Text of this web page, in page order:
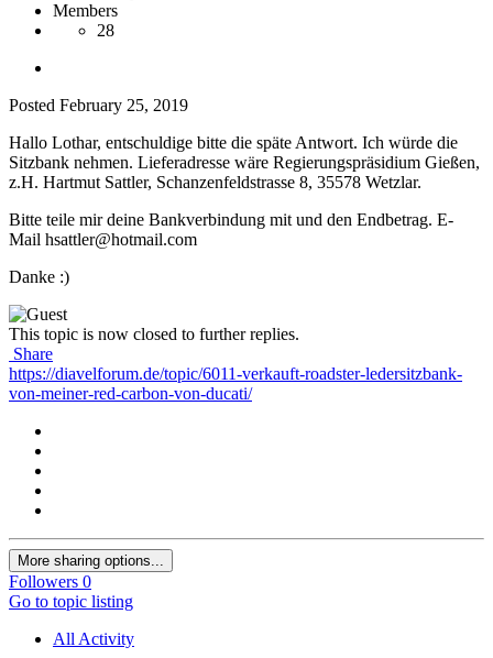
Members
28
Posted February 25, 2019
Hallo Lothar, entschuldige bitte die späte Antwort. Ich würde die
Sitzbank nehmen. Lieferadresse wäre Regierungspräsidium Gießen,
z.H. Hartmut Sattler, Schanzenfeldstrasse 8, 35578 Wetzlar.
Bitte teile mir deine Bankverbindung mit und den Endbetrag. E-
Mail hsattler@hotmail.com
Danke :)
This topic is now closed to further replies.
Share
https://diavelforum.de/topic/6011-verkauft-roadster-ledersitzbank-
von-meiner-red-carbon-von-ducati/
More sharing options...
Followers 0
Go to topic listing
All Activity